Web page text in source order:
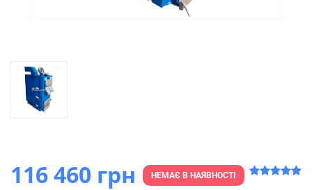
116 460 грн НЕМАЄ В НАЯВНОСТІ